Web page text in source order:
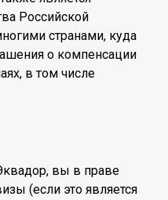
Российской
странами, куда
о компенсации
в том числе
вы в праве
(если это является